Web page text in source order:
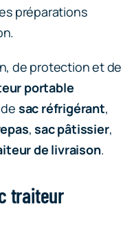
préparations
de protection et de
portable
sac réfrigérant,
,sac pâtissier,
de livraison.
traiteur